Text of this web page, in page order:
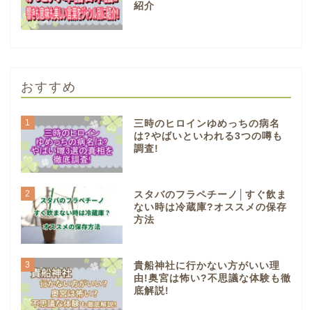
紹介
おすすめ
1
三時のヒロインゆめっちの病名
は?やばいといわれる3つの噂も
調査!
2
スタバのフラペチーノ│すぐ飲ま
ない時は冷蔵庫?オススメの保存
方法
3
貴船神社に行かない方がいい理
由!奥宮は怖い?不思議な体験も徹
底解説!